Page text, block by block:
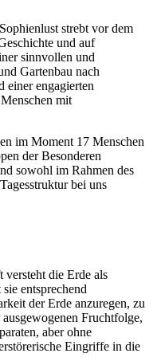
strebt vor dem
und auf
sinnvollen und
Gartenbau nach
einer engagierten
mit
im Moment 17 Menschen
der Besonderen
sowohl im Rahmen des
bei uns
die Erde als
entsprechend
der Erde anzuregen, zu
Fruchtfolge,
aber ohne
Eingriffe in die